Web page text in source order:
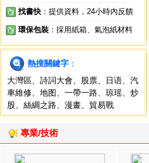
找書快 ：提供資料，24小時內反饋
環保包裝 ：採用紙箱、氣泡紙材料
熱搜關鍵字 ：
大灣區
詩詞大會 股票 日语
汽
車維修
地图 一帶一路 琼瑶
炒
股
絲綢之路 漫畫 貿易戰
專業/技術